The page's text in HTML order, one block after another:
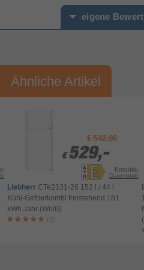
eigene
Ihre Bewertung:
Ähnliche Artikel
€ 542,00
€ 529,-
€ 529,-
Produkt-
Datenblatt
Liebherr CTe2131-26 152 l / 44 l
Kühl-Gefrierkombi freistehend 181
kWh Jahr (Weiß)
(5)